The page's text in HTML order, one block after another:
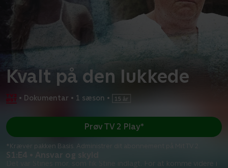
Kvalt på den lukkede
• Dokumentar • 1 sæson •
S1:E4 • Ansvar og skyld
Det var Stines mor, som fik Stine indlagt. For at komme videre i
Prøv TV 2 Play*
*Kræver pakken Basis. Administrer dit abonnement på Mit TV 2.